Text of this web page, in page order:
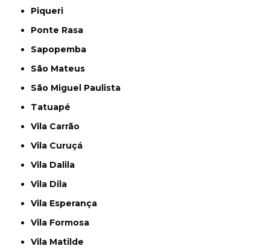
Piqueri
Ponte Rasa
Sapopemba
São Mateus
São Miguel Paulista
Tatuapé
Vila Carrão
Vila Curuçá
Vila Dalila
Vila Dila
Vila Esperança
Vila Formosa
Vila Matilde